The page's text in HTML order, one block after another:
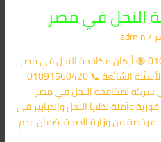
النحل في مصر
/
admin
الرئيسية 📞 اتصل الآن: 01091560420 🐝 أركان مكافحة النحل في مصر
الرئيسية مكافحة حشرات القاهرة الأسئلة الشائعة 📞 01091560420
شركة لمكافحة النحل في مصر
01091560420 إزالة فورية وآمنة لخلايا النحل والدبابير في
مرخصة من وزارة الصحة. ضمان عدم